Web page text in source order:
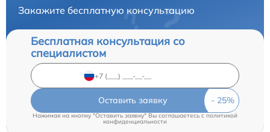
Закажите бесплатную консультацию
Бесплатная консультация со
специалистом
Оставить заявку
Нажимая на кнопку "Оставить заявку" Вы соглашаетесь c политикой
конфиденциальности